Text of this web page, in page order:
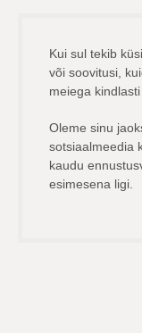
Kui sul tekib
või soovitusi,
meiega
Oleme sinu
sotsiaalmeedia
kaudu
esimesena ligi.